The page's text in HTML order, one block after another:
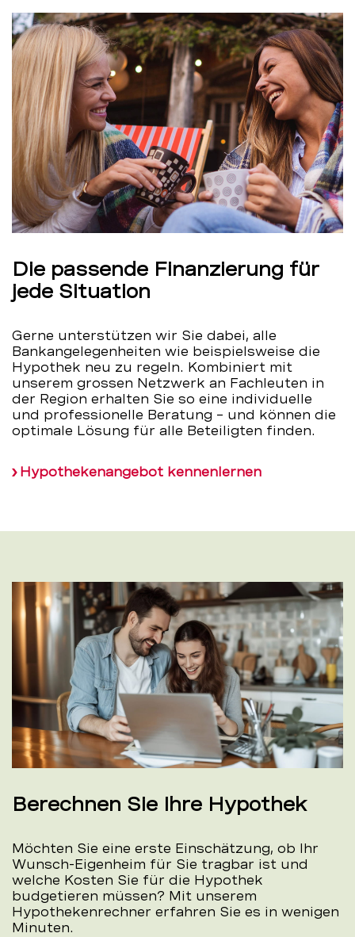
Die passende Finanzierung für
jede Situation
Gerne unterstützen wir Sie dabei, alle
Bankangelegenheiten wie beispielsweise die
Hypothek neu zu regeln. Kombiniert mit
unserem grossen Netzwerk an Fachleuten in
der Region erhalten Sie so eine individuelle
und professionelle Beratung – und können die
optimale Lösung für alle Beteiligten finden.
Hypothekenangebot kennenlernen
Berechnen Sie Ihre Hypothek
Möchten Sie eine erste Einschätzung, ob Ihr
Wunsch-Eigenheim für Sie tragbar ist und
welche Kosten Sie für die Hypothek
budgetieren müssen? Mit unserem
Hypothekenrechner erfahren Sie es in wenigen
Minuten.